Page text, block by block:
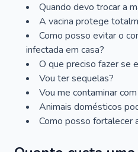
Quando devo trocar a
A vacina protege
Como posso evitar o
infectada em casa?
O que preciso fazer se
Vou ter sequelas?
Vou me contaminar
Animais domésticos
Como posso fortalecer